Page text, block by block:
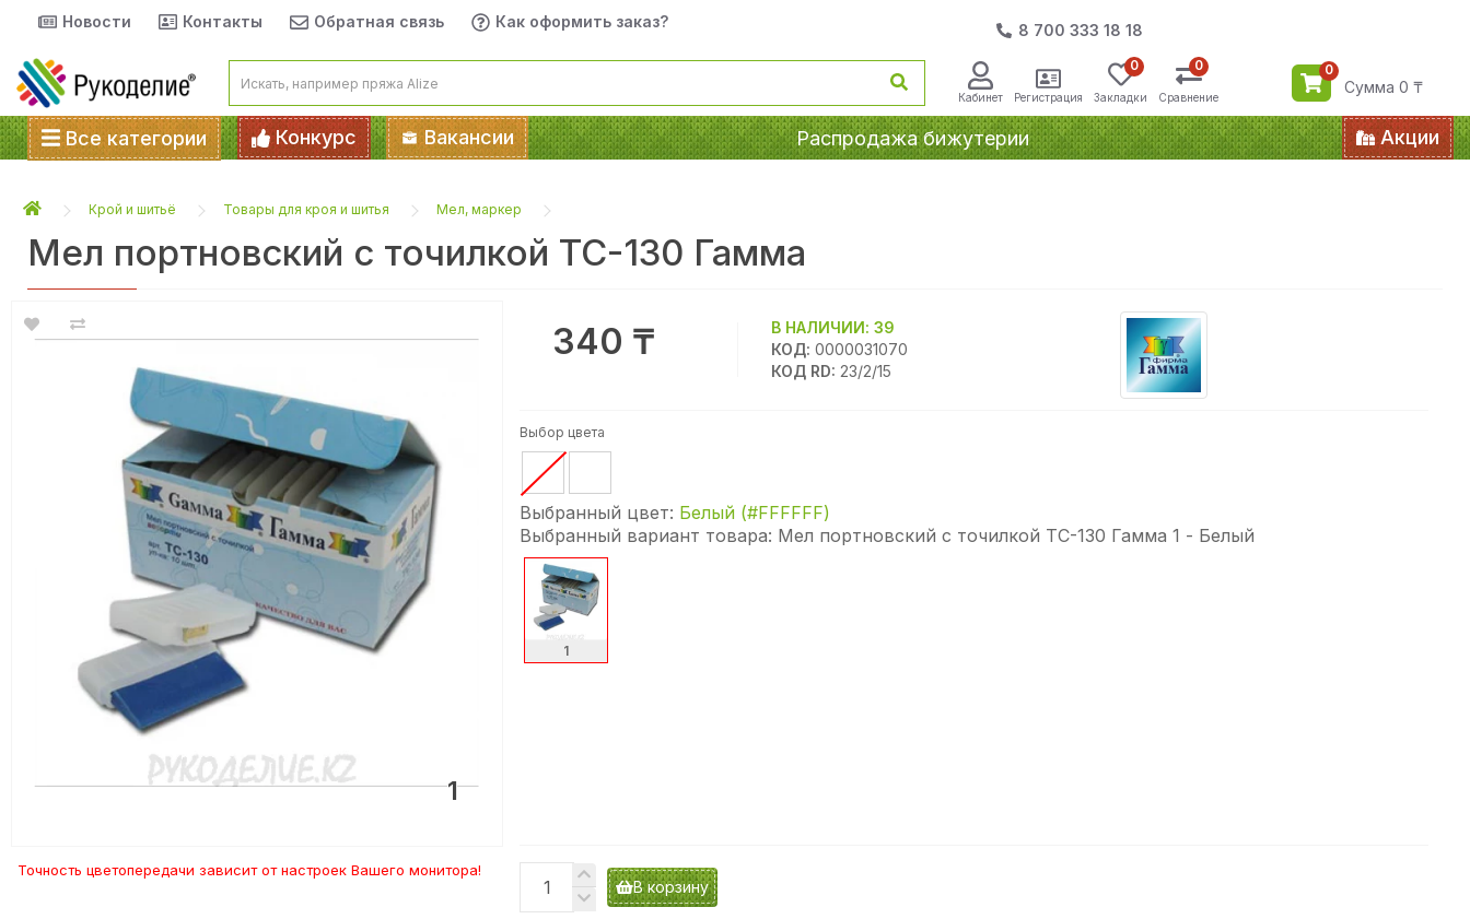
Новости Контакты Обратная связь Как оформить заказ? 8 700 333 18 18
Кабинет Регистрация Закладки
0
Сравнение
0 0
Сумма 0 ₸
Все категории Конкурс Вакансии Распродажа бижутерии Акции
Крой и шитьё Товары для кроя и шитья Мел, маркер
Мел портновский с точилкой ТС-130 Гамма
1
Точность цветопередачи зависит от настроек Вашего монитора!
340 ₸ В НАЛИЧИИ:39
КОД: 0000031070
КОД RD: 23/2/15
Выбор цвета
Выбранный цвет: Белый (#FFFFFF)
Выбранный вариант товара: Мел портновский с точилкой ТС-130 Гамма 1 - Белый
1
В корзину